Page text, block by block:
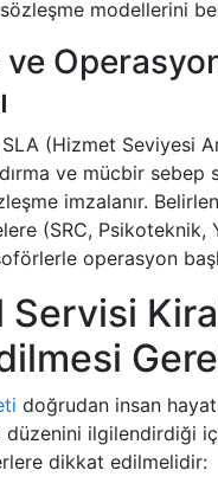
modellerini
(Hizmet Seviyesi
ve mücbir sebep
imzalanır.
(SRC, Psikoteknik,
operasyon
Servisi
doğrudan insan
düzenini ilgilendirdiği
dikkat edilmelidir: